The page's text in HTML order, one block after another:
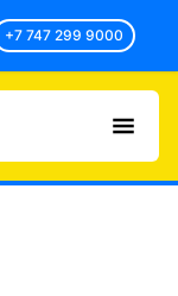
+7 747 299 9000